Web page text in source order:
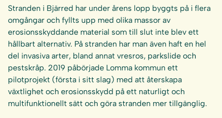
Stranden i Bjärred har under årens lopp byggts på i flera
omgångar och fyllts upp med olika massor av
erosionsskyddande material som till slut inte blev ett
hållbart alternativ. På stranden har man även haft en hel
del invasiva arter, bland annat vresros, parkslide och
pestskråp. 2019 påbörjade Lomma kommun ett
pilotprojekt (första i sitt slag) med att återskapa
växtlighet och erosionsskydd på ett naturligt och
multifunktionellt sätt och göra stranden mer tillgänglig.